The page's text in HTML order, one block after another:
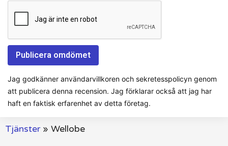
Jag godkänner användarvillkoren och sekretesspolicyn genom
att publicera denna recension. Jag förklarar också att jag har
haft en faktisk erfarenhet av detta företag.
Tjänster» Wellobe